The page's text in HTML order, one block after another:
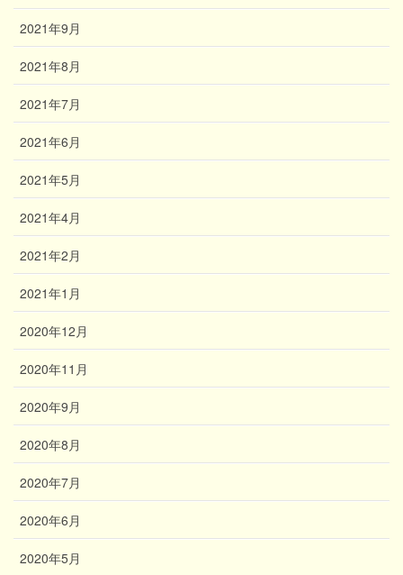
2021年9月
2021年8月
2021年7月
2021年6月
2021年5月
2021年4月
2021年2月
2021年1月
2020年12月
2020年11月
2020年9月
2020年8月
2020年7月
2020年6月
2020年5月